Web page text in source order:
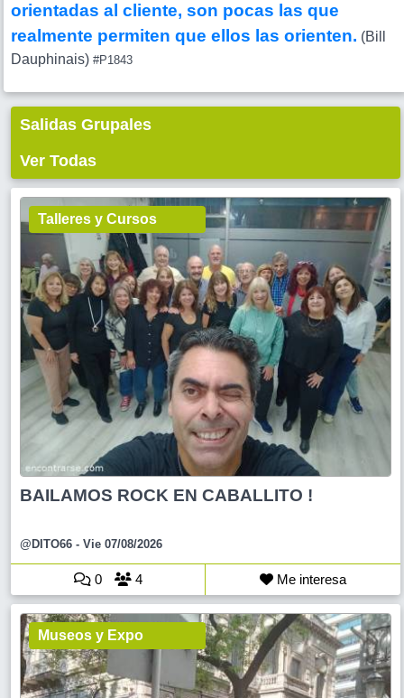
orientadas al cliente, son pocas las que
realmente permiten que ellos las orienten. (Bill
Dauphinais) #P1843
Salidas Grupales
Ver Todas
Talleres y Cursos
BAILAMOS ROCK EN CABALLITO !
@DITO66 - Vie 07/08/2026
0 4 Me interesa
Museos y Expo